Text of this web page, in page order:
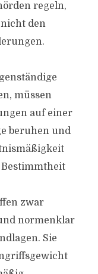
regeln,
den
müssen
auf einer
beruhen und
zwar
normenklar
Sie